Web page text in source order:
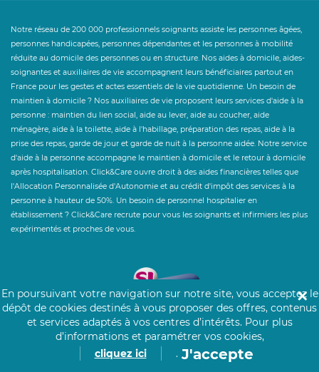
Notre réseau de 200 000 professionnels soignants assiste les personnes âgées,
personnes handicapées, personnes dépendantes et les personnes à mobilité
réduite au domicile des personnes ou en structure. Nos aides à domicile, aides-
soignantes et auxiliaires de vie accompagnent leurs bénéficiaires partout en
France pour les gestes et actes essentiels de la vie quotidienne. Un besoin de
maintien à domicile ? Nos auxiliaires de vie proposent leurs services d'aide à la
personne : maintien du lien social, aide au lever, aide au coucher, aide
ménagère, aide à la toilette, aide à l'habillage, préparation des repas, aide à la
prise des repas, garde de jour et garde de nuit à la personne aidée. Notre service
d'aide à la personne accompagne le maintien à domicile et le retour à domicile
après hospitalisation. Click&Care ouvre droit à des aides financières telles que
l'Allocation Personnalisée d'Autonomie et au crédit d'impôt des services à la
personne à hauteur de 50%. Un besoin de personnel hospitalier en
établissement ? Click&Care recrute pour vous les soignants et infirmiers les plus
expérimentés et proches de vous.
En poursuivant votre navigation sur notre site, vous acceptez le
dépôt de cookies destinés à vous proposer des offres, contenus
et services adaptés à vos centres d’intérêts. Pour plus
d’informations et paramétrer vos cookies,
cliquez ici
. J'accepte
✕